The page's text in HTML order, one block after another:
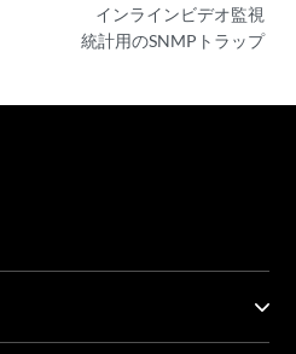
インラインビデオ監視
統計用のSNMPトラップ